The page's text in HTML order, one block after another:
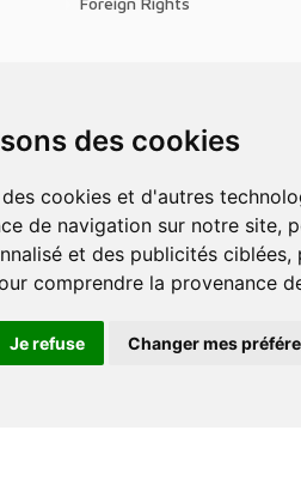
des cookies
de navigation sur notre site,
et des publicités
comprendre la provenance
Je refuse Changer mes
offres,
et les
moment.
de vos